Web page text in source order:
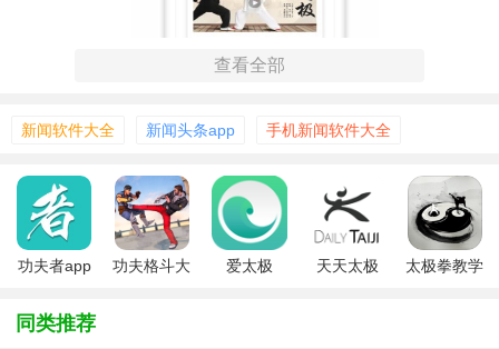
太极功夫软件简介
“太极功夫”是以太极文化为核心，以传统文化传播与产业化为
主题，集小视频、资讯、即时通讯、直播四大工具于一体的
融合媒体平台。文化频道包括太极、中医、国学；商业频道
容将不断丰富和完善。 《太极功夫》以多种媒体形式和综合
查看全部
新闻软件大全 新闻头条app 手机新闻软件大全
功夫者app
功夫格斗大
爱太极 天天太极
太极拳教学
同类推荐